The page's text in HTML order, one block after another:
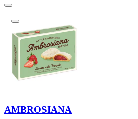
AMBROSIANA